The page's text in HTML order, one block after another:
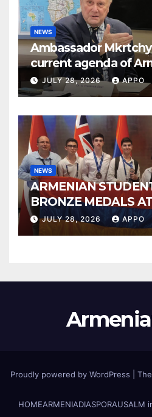
NEWS
Ambassador
current agenda of
relations at
Council
JULY 28, 2026 APPO
NEWS
ARMENIAN
BRONZE MEDALS
INTERNATIONAL
OLYMPIAD
JULY 28, 2026 APPO
Proudly powered by WordPress
HOMEARMENIADIASPORAUSALM